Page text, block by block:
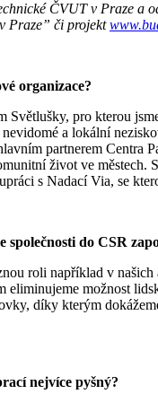
ČVUT v Praze a
Praze” či projekt
organizace?
Světlušky, pro kterou
a lokální
partnerem Centra
život ve
s Nadací Via, se
společnosti do CSR
roli například v našich
možnost
díky kterým
nejvíce pyšný?